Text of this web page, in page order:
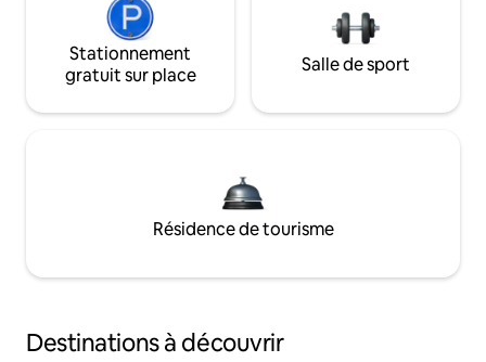
Stationnement
gratuit sur place
Salle de sport
Résidence de tourisme
Destinations à découvrir